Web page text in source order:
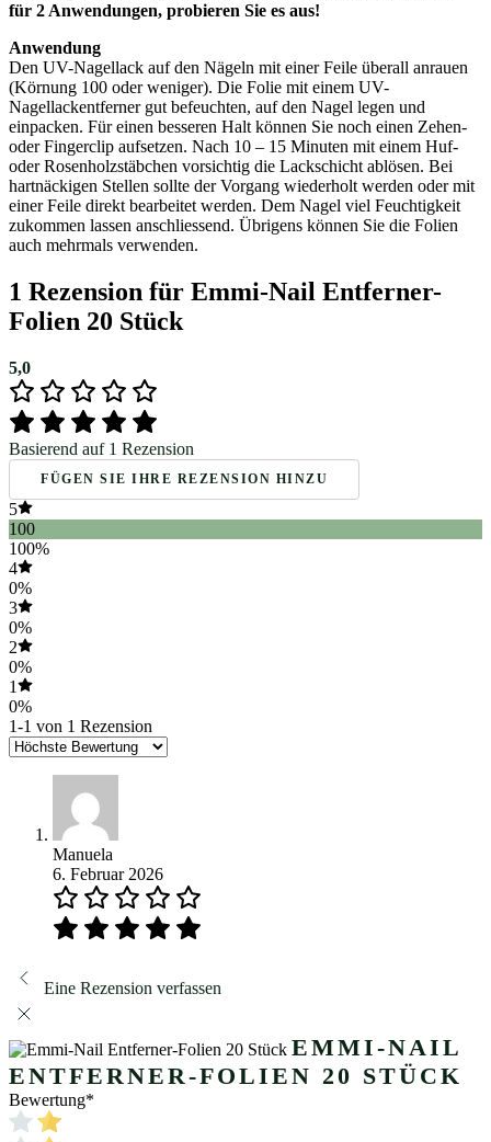
für 2 Anwendungen, probieren Sie es aus!
Anwendung
Den UV-Nagellack auf den Nägeln mit einer Feile überall anrauen
(Körnung 100 oder weniger). Die Folie mit einem UV-
Nagellackentferner gut befeuchten, auf den Nagel legen und
einpacken. Für einen besseren Halt können Sie noch einen Zehen-
oder Fingerclip aufsetzen. Nach 10 – 15 Minuten mit einem Huf-
oder Rosenholzstäbchen vorsichtig die Lackschicht ablösen. Bei
hartnäckigen Stellen sollte der Vorgang wiederholt werden oder mit
einer Feile direkt bearbeitet werden. Dem Nagel viel Feuchtigkeit
zukommen lassen anschliessend. Übrigens können Sie die Folien
auch mehrmals verwenden.
1 Rezension für Emmi-Nail Entferner-
Folien 20 Stück
5,0
Basierend auf 1 Rezension
FÜGEN SIE IHRE REZENSION HINZU
5
100
100%
4
0%
3
0%
2
0%
1
0%
1-1 von 1 Rezension
Manuela
6. Februar 2026
Eine Rezension verfassen
EMMI-NAIL
ENTFERNER-FOLIEN 20 STÜCK
Bewertung*